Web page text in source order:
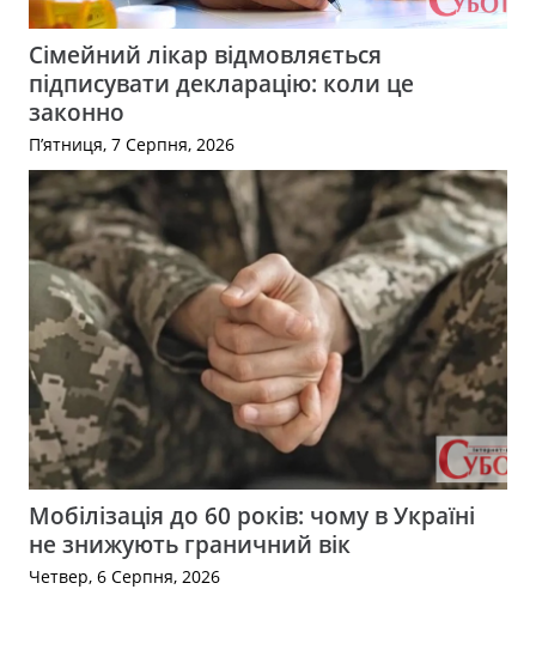
Сімейний лікар відмовляється
підписувати декларацію: коли це
законно
П’ятниця, 7 Серпня, 2026
Мобілізація до 60 років: чому в Україні
не знижують граничний вік
Четвер, 6 Серпня, 2026